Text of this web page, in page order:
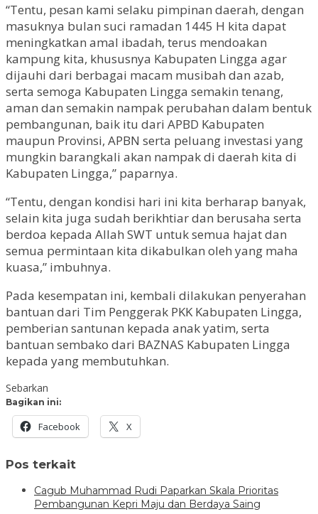
“Tentu, pesan kami selaku pimpinan daerah, dengan
masuknya bulan suci ramadan 1445 H kita dapat
meningkatkan amal ibadah, terus mendoakan
kampung kita, khususnya Kabupaten Lingga agar
dijauhi dari berbagai macam musibah dan azab,
serta semoga Kabupaten Lingga semakin tenang,
aman dan semakin nampak perubahan dalam bentuk
pembangunan, baik itu dari APBD Kabupaten
maupun Provinsi, APBN serta peluang investasi yang
mungkin barangkali akan nampak di daerah kita di
Kabupaten Lingga,” paparnya.
“Tentu, dengan kondisi hari ini kita berharap banyak,
selain kita juga sudah berikhtiar dan berusaha serta
berdoa kepada Allah SWT untuk semua hajat dan
semua permintaan kita dikabulkan oleh yang maha
kuasa,” imbuhnya.
Pada kesempatan ini, kembali dilakukan penyerahan
bantuan dari Tim Penggerak PKK Kabupaten Lingga,
pemberian santunan kepada anak yatim, serta
bantuan sembako dari BAZNAS Kabupaten Lingga
kepada yang membutuhkan.
Sebarkan
Bagikan ini:
Facebook X
Pos terkait
Cagub Muhammad Rudi Paparkan Skala Prioritas
Pembangunan Kepri Maju dan Berdaya Saing